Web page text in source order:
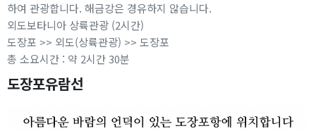
하여 관광합니다. 해금강은 경유하지 않습니다.
외도보타니아 상륙관광 (2시간)
도장포 >> 외도(상륙관광) >> 도장포
총 소요시간 : 약 2시간 30분
도장포유람선